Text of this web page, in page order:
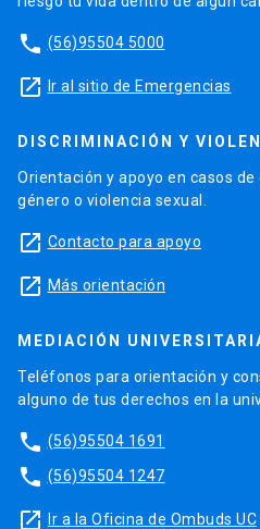
phone (56)95504 5000
launch Ir al sitio de Emergencias
DISCRIMINACIÓN Y
Orientación y apoyo en casos
género o violencia sexual.
launch Contacto para apoyo
launch Más orientación
MEDIACIÓN
Teléfonos para orientación y
alguno de tus derechos en la
phone (56)95504 1691
phone (56)95504 1247
launch Ir a la Oficina de Ombuds UC